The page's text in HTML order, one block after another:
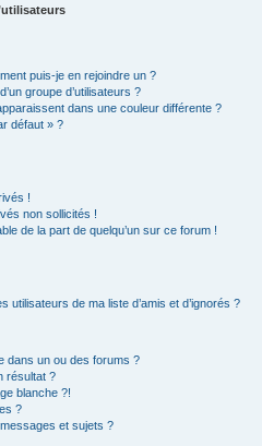
puis-je en rejoindre un ?
groupe d’utilisateurs ?
dans une couleur différente ?
défaut » ?
!
non sollicités !
de la part de quelqu’un sur ce forum !
utilisateurs de ma liste d’amis et d’ignorés ?
dans un ou des forums ?
résultat ?
blanche ?!
?
et sujets ?